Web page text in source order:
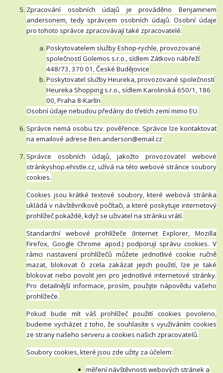
Zpracování osobních údajů je prováděno Benjaminem
andersonem, tedy správcem osobních údajů. Osobní údaje
pro tohoto správce zpracovávají také zpracovatelé:
Poskytovatelem služby Eshop-rychle, provozované
společností Golemos s.r.o., sídlem Zátkovo nábřeží
448/73, 370 01, České Budějovice
Poskytovatel služby Heureka, provozované společností
Heureka Shopping s.r.o., sídlem Karolinská 650/1, 186
00, Praha 8-Karlín
Osobní údaje nebudou předány do třetích zemí mimo EU.
Správce nemá osobu tzv. pověřence. Správce lze kontaktovat
na emailové adrese Ben.anderson@email.cz
Správce osobních údajů, jakožto provozovatel webové
stránkyshop.ehistle.cz, užívá na této webové stránce soubory
cookies.
Cookies jsou krátké textové soubory, které webová stránka
ukládá v návštěvníkově počítači, a které poskytuje internetový
prohlížeč pokaždé, když se uživatel na stránku vrátí.
Standardní webové prohlížeče (Internet Explorer, Mozilla
Firefox, Google Chrome apod.) podporují správu cookies. V
rámci nastavení prohlížečů můžete jednotlivé cookie ručně
mazat, blokovat či zcela zakázat jejich použití, lze je také
blokovat nebo povolit jen pro jednotlivé internetové stránky.
Pro detailnější informace, prosím, použijte nápovědu vašeho
prohlížeče.
Pokud bude mít váš prohlížeč použití cookies povoleno,
budeme vycházet z toho, že souhlasíte s využíváním cookies
ze strany našeho serveru a cookies našich zpracovatelů.
Soubory cookies, které jsou zde užity za účelem:
měření návštěvnosti webových stránek a